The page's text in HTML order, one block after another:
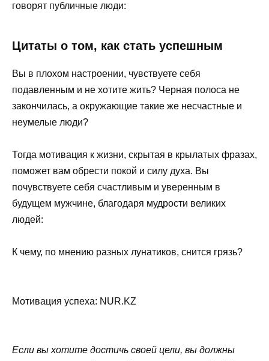
говорят публичные люди:
Цитаты о том, как стать успешным
Вы в плохом настроении, чувствуете себя
подавленным и не хотите жить? Черная полоса не
закончилась, а окружающие такие же несчастные и
неумелые люди?
Тогда мотивация к жизни, скрытая в крылатых фразах,
поможет вам обрести покой и силу духа. Вы
почувствуете себя счастливым и уверенным в
будущем мужчине, благодаря мудрости великих
людей:
К чему, по мнению разных лунатиков, снится грязь?
Мотивация успеха: NUR.KZ
Если вы хотите достичь своей цели, вы должны